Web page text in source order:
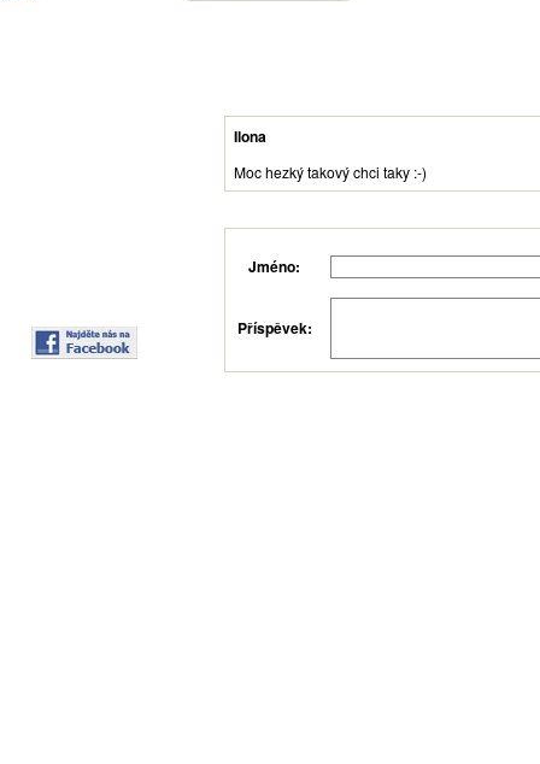
Ilona
Moc hezký takový chci taky :-)
Jméno:
Příspěvek: